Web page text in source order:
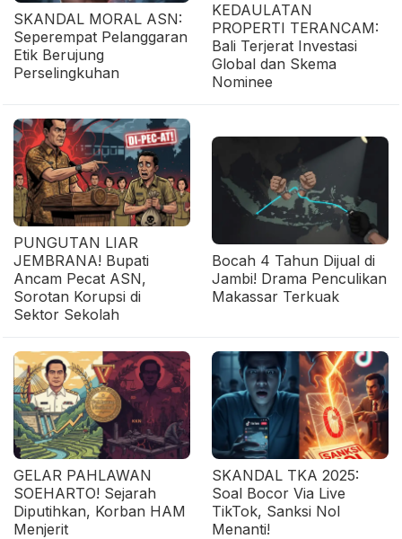
SKANDAL MORAL ASN:
Seperempat Pelanggaran
Etik Berujung
Perselingkuhan
KEDAULATAN
PROPERTI TERANCAM:
Bali Terjerat Investasi
Global dan Skema
Nominee
PUNGUTAN LIAR
JEMBRANA! Bupati
Ancam Pecat ASN,
Sorotan Korupsi di
Sektor Sekolah
Bocah 4 Tahun Dijual di
Jambi! Drama Penculikan
Makassar Terkuak
GELAR PAHLAWAN
SOEHARTO! Sejarah
Diputihkan, Korban HAM
Menjerit
SKANDAL TKA 2025:
Soal Bocor Via Live
TikTok, Sanksi Nol
Menanti!